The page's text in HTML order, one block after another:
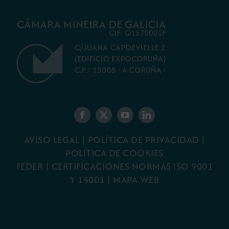
AVISO LEGAL | POLÍTICA DE PRIVACIDAD |
POLÍTICA DE COOKIES
FEDER | CERTIFICACIONES NORMAS ISO 9001
Y 14001 | MAPA WEB